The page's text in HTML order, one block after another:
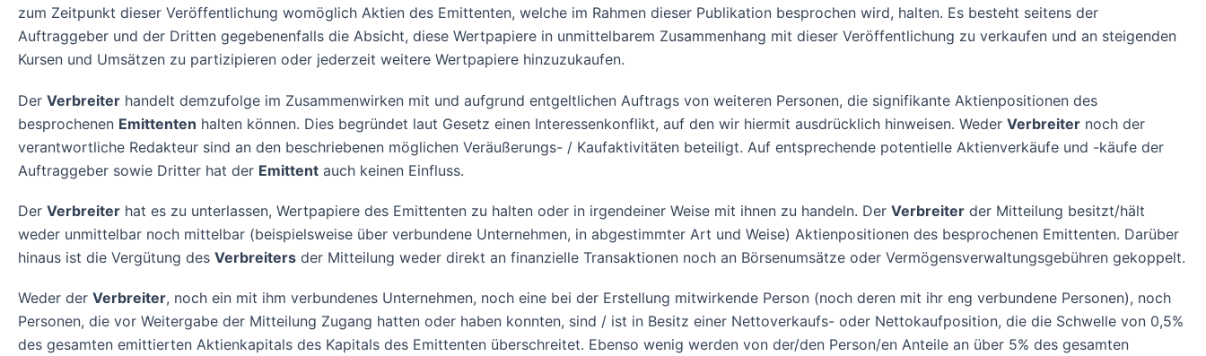
zum Zeitpunkt dieser Veröffentlichung womöglich Aktien des Emittenten, welche im Rahmen dieser Publikation besprochen wird, halten. Es besteht seitens der
Auftraggeber und der Dritten gegebenenfalls die Absicht, diese Wertpapiere in unmittelbarem Zusammenhang mit dieser Veröffentlichung zu verkaufen und an steigenden
Kursen und Umsätzen zu partizipieren oder jederzeit weitere Wertpapiere hinzuzukaufen.
Der Verbreiter handelt demzufolge im Zusammenwirken mit und aufgrund entgeltlichen Auftrags von weiteren Personen, die signifikante Aktienpositionen des
besprochenen Emittenten halten können. Dies begründet laut Gesetz einen Interessenkonflikt, auf den wir hiermit ausdrücklich hinweisen. Weder Verbreiter noch der
verantwortliche Redakteur sind an den beschriebenen möglichen Veräußerungs- / Kaufaktivitäten beteiligt. Auf entsprechende potentielle Aktienverkäufe und -käufe der
Auftraggeber sowie Dritter hat der Emittent auch keinen Einfluss.
Der Verbreiter hat es zu unterlassen, Wertpapiere des Emittenten zu halten oder in irgendeiner Weise mit ihnen zu handeln. Der Verbreiter der Mitteilung besitzt/hält
weder unmittelbar noch mittelbar (beispielsweise über verbundene Unternehmen, in abgestimmter Art und Weise) Aktienpositionen des besprochenen Emittenten. Darüber
hinaus ist die Vergütung des Verbreiters der Mitteilung weder direkt an finanzielle Transaktionen noch an Börsenumsätze oder Vermögensverwaltungsgebühren gekoppelt.
Weder der Verbreiter, noch ein mit ihm verbundenes Unternehmen, noch eine bei der Erstellung mitwirkende Person (noch deren mit ihr eng verbundene Personen), noch
Personen, die vor Weitergabe der Mitteilung Zugang hatten oder haben konnten, sind / ist in Besitz einer Nettoverkaufs- oder Nettokaufposition, die die Schwelle von 0,5%
des gesamten emittierten Aktienkapitals des Kapitals des Emittenten überschreitet. Ebenso wenig werden von der/den Person/en Anteile an über 5% des gesamten